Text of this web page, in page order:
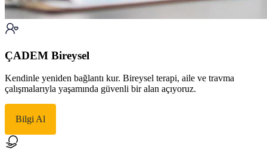
ÇADEM Bireysel
Kendinle yeniden bağlantı kur. Bireysel terapi, aile ve travma
çalışmalarıyla yaşamında güvenli bir alan açıyoruz.
Bilgi Al